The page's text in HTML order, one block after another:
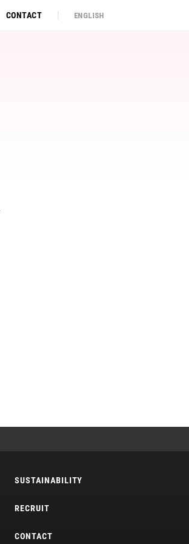
CONTACT ENGLISH
SUSTAINABILITY
RECRUIT
CONTACT